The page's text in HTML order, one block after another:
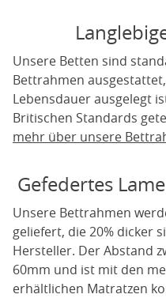
Unsere Betten sind
Bettrahmen
Lebensdauer ausgelegt
Britischen Standards
mehr über unsere
Gefedertes
Unsere Bettrahmen
geliefert, die 20% dicker
Hersteller. Der Abstand
60mm und ist mit den
erhältlichen Matratzen